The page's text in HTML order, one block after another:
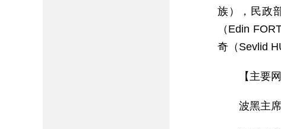
族），民政
（Edin
奇（Sevlid
【主要
波黑主